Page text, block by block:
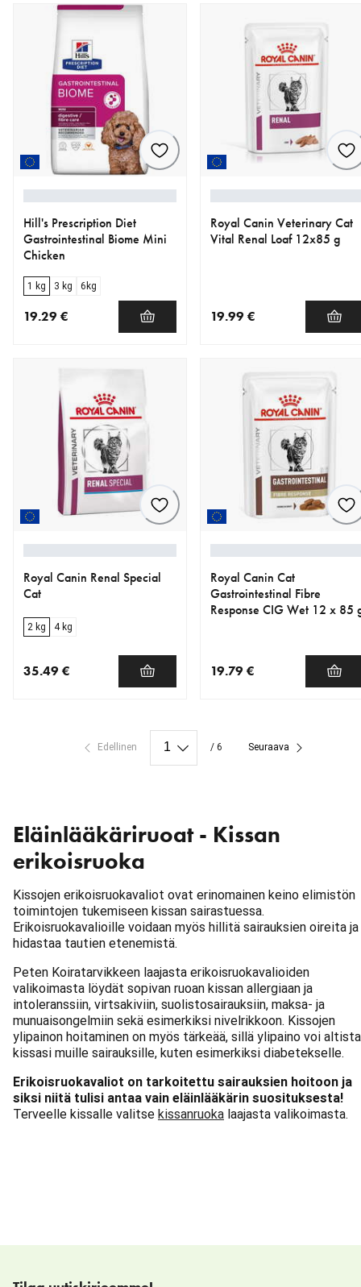
Hill's Prescription Diet
Gastrointestinal Biome Mini
Chicken
1 kg 3 kg 6kg
19.29 €
Royal Canin Veterinary Cat
Vital Renal Loaf 12x85 g
19.99 €
Royal Canin Renal Special
Cat
2 kg 4 kg
35.49 €
Royal Canin Cat
Gastrointestinal Fibre
Response CIG Wet 12 x 85
19.79 €
Edellinen / 6 Seuraava
Eläinlääkäriruoat - Kissan
erikoisruoka
Kissojen erikoisruokavaliot ovat erinomainen keino elimistön
toimintojen tukemiseen kissan sairastuessa.
Erikoisruokavalioille voidaan myös hillitä sairauksien oireita ja
hidastaa tautien etenemistä.
Peten Koiratarvikkeen laajasta erikoisruokavalioiden
valikoimasta löydät sopivan ruoan kissan allergiaan ja
intoleranssiin, virtsakiviin, suolistosairauksiin, maksa- ja
munuaisongelmiin sekä esimerkiksi nivelrikkoon. Kissojen
ylipainon hoitaminen on myös tärkeää, sillä ylipaino voi
kissasi muille sairauksille, kuten esimerkiksi diabetekselle.
Erikoisruokavaliot on tarkoitettu sairauksien hoitoon ja
siksi niitä tulisi antaa vain eläinlääkärin suosituksesta!
Terveelle kissalle valitse kissanruoka laajasta valikoimasta.